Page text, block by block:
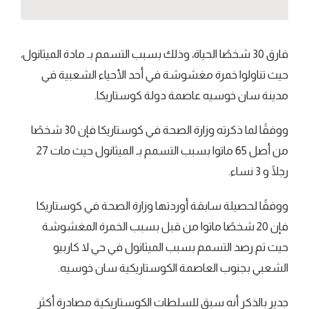
فارق 30 شخصًا الحياة، وذلك بسبب التسمم بـ مادة الميثانول،
حيث تناولوا خمرة مغشوشة في أحد الأحياء الشعبية في
مدينة سان خوسيه عاصمة دولة كوستاريكا.
ووفقًا لما ذكرته وزارة الصحة في كوستاريكا فإن 30 شخصًا
من أصل 65 ماتوا بسبب التسمم بـ الميثانول حيث مات 27
رجلًا و 3 نساء.
ووفقًا لحصيلة سابقة أوردتها وزارة الصحة في كوستاريكا
فإن 20 شخصًا ماتوا من قبل بسبب الخمرة المغشوشة
حيث تم رصد التسمم بسبب الميثانول في حي لا كاربيو
الشعبي بجنوب العاصمة الكوستاريكية سان خوسيه.
جدير بالذكر أنه سبق للسلطات الكوستاريكية مصادرة أكثر